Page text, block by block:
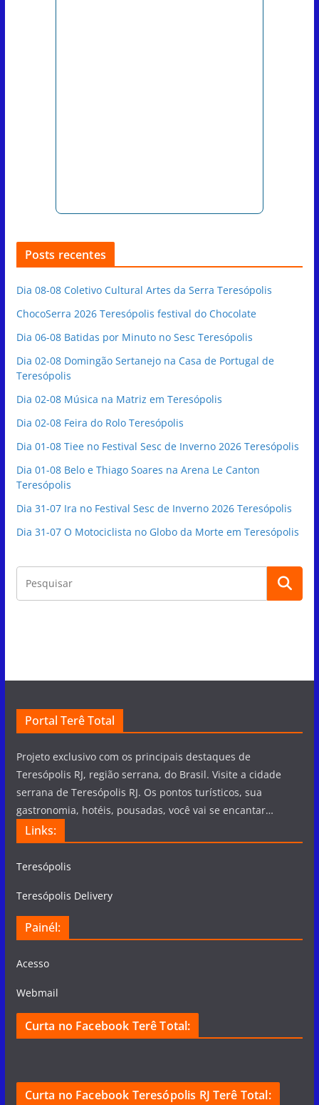
Posts recentes
Dia 08-08 Coletivo Cultural Artes da Serra Teresópolis
ChocoSerra 2026 Teresópolis festival do Chocolate
Dia 06-08 Batidas por Minuto no Sesc Teresópolis
Dia 02-08 Domingão Sertanejo na Casa de Portugal de
Teresópolis
Dia 02-08 Música na Matriz em Teresópolis
Dia 02-08 Feira do Rolo Teresópolis
Dia 01-08 Tiee no Festival Sesc de Inverno 2026 Teresópolis
Dia 01-08 Belo e Thiago Soares na Arena Le Canton
Teresópolis
Dia 31-07 Ira no Festival Sesc de Inverno 2026 Teresópolis
Dia 31-07 O Motociclista no Globo da Morte em Teresópolis
Portal Terê Total
Projeto exclusivo com os principais destaques de
Teresópolis RJ, região serrana, do Brasil. Visite a cidade
serrana de Teresópolis RJ. Os pontos turísticos, sua
gastronomia, hotéis, pousadas, você vai se encantar…
Links:
Teresópolis
Teresópolis Delivery
Painél:
Acesso
Webmail
Curta no Facebook Terê Total:
Curta no Facebook Teresópolis RJ Terê Total: